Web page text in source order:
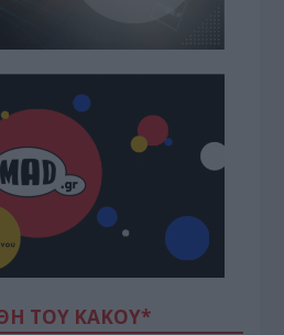
ΤΟΥ ΚΑΚΟΎ*